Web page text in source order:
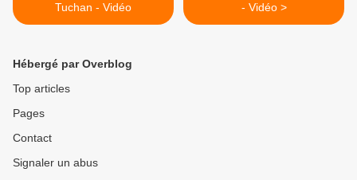
Tuchan - Vidéo
- Vidéo >
Hébergé par Overblog
Top articles
Pages
Contact
Signaler un abus